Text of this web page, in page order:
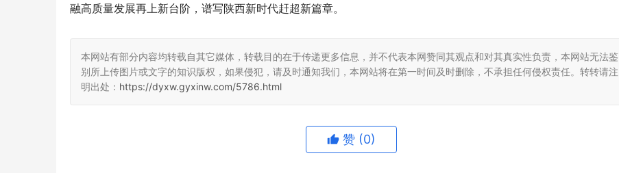
融高质量发展再上新台阶，谱写陕西新时代赶超新篇章。
本网站有部分内容均转载自其它媒体，转载目的在于传递更多信息，并不代表本网赞同其观点和对其真实性负责，本网站无法鉴
别所上传图片或文字的知识版权，如果侵犯，请及时通知我们，本网站将在第一时间及时删除，不承担任何侵权责任。转转请注
明出处： https://dyxw.gyxinw.com/5786.html
赞 (0)